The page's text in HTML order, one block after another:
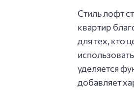
Стиль лофт
квартир
для тех, кто
уделяется
добавляет